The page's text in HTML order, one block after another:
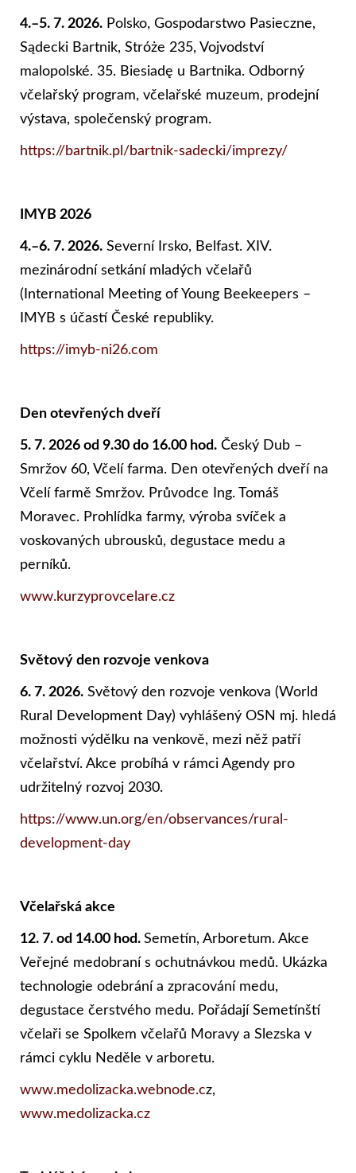
4.–5. 7. 2026. Polsko, Gospodarstwo Pasieczne,
Sądecki Bartnik, Stróże 235, Vojvodství
malopolské. 35. Biesiadę u Bartnika. Odborný
včelařský program, včelařské muzeum, prodejní
výstava, společenský program.
https://bartnik.pl/bartnik-sadecki/imprezy/
IMYB 2026
4.–6. 7. 2026. Severní Irsko, Belfast. XIV.
mezinárodní setkání mladých včelařů
(International Meeting of Young Beekeepers –
IMYB s účastí České republiky.
https://imyb-ni26.com
Den otevřených dveří
5. 7. 2026 od 9.30 do 16.00 hod. Český Dub –
Smržov 60, Včelí farma. Den otevřených dveří na
Včelí farmě Smržov. Průvodce Ing. Tomáš
Moravec. Prohlídka farmy, výroba svíček a
voskovaných ubrousků, degustace medu a
perníků.
www.kurzyprovcelare.cz
Světový den rozvoje venkova
6. 7. 2026. Světový den rozvoje venkova (World
Rural Development Day) vyhlášený OSN mj. hledá
možnosti výdělku na venkově, mezi něž patří
včelařství. Akce probíhá v rámci Agendy pro
udržitelný rozvoj 2030.
https://www.un.org/en/observances/rural-
development-day
Včelařská akce
12. 7. od 14.00 hod. Semetín, Arboretum. Akce
Veřejné medobraní s ochutnávkou medů. Ukázka
technologie odebrání a zpracování medu,
degustace čerstvého medu. Pořádají Semetínští
včelaři se Spolkem včelařů Moravy a Slezska v
rámci cyklu Neděle v arboretu.
www.medolizacka.webnode.cz,
www.medolizacka.cz